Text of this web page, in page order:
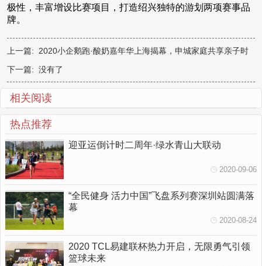
极性，丰富增设比赛项目，打造绍兴独特的游划两项赛事品
牌。
上一篇: 2020小企鹅跑·酸奶嘉年华上海揭幕，申城家庭共享亲子时
光
下一篇: 没有了
相关阅读
热点推荐
迎亚运倒计时二周年·绿水青山大联动
2020-09-06
“全民健身 活力中国”飞盘系列赛深圳站圆满落
幕
2020-08-24
2020 TCL易建联杯热力开启，无限勇气引领
篮球未来